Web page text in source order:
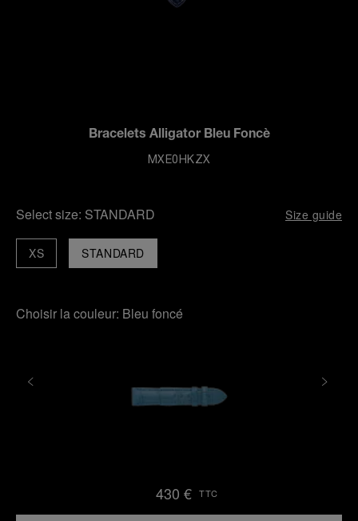
Bracelets Alligator Bleu Foncè
MXE0HKZX
Select size: STANDARD Size guide
STANDARD
XS
Choisir la couleur: Bleu foncé
430 € TTC